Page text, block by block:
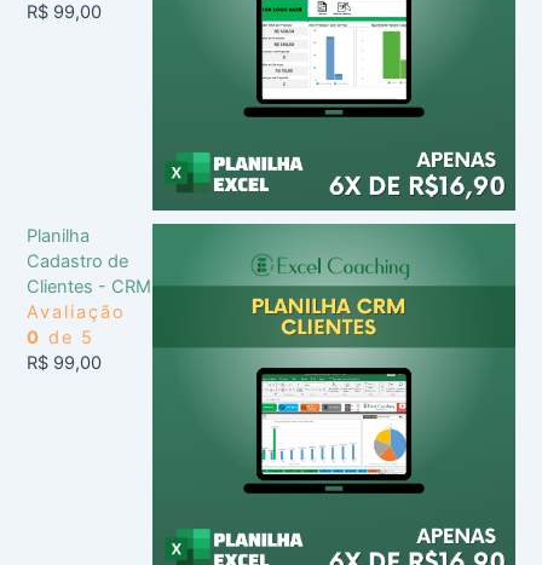
R$ 99,00
Planilha
Cadastro de
Clientes - CRM
Avaliação
0 de 5
R$ 99,00